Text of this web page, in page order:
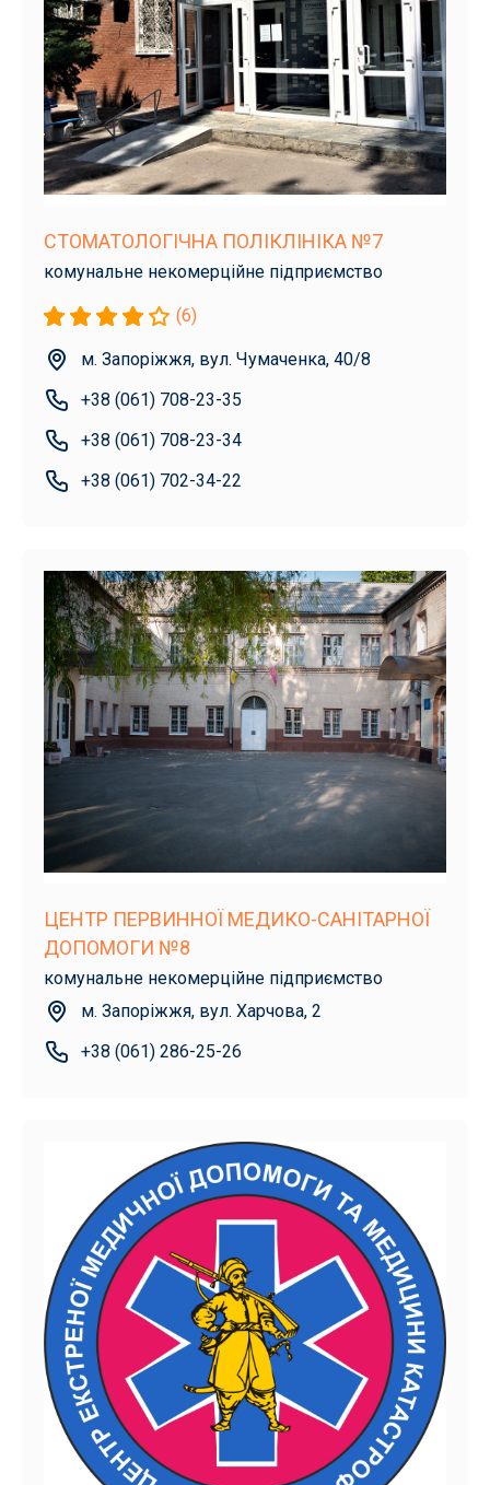
СТОМАТОЛОГІЧНА ПОЛІКЛІНІКА №7
комунальне некомерційне підприємство
(6)
м. Запоріжжя, вул. Чумаченка, 40/8
+38 (061) 708-23-35
+38 (061) 708-23-34
+38 (061) 702-34-22
ЦЕНТР ПЕРВИННОЇ МЕДИКО-САНІТАРНОЇ
ДОПОМОГИ №8
комунальне некомерційне підприємство
м. Запоріжжя, вул. Харчова, 2
+38 (061) 286-25-26